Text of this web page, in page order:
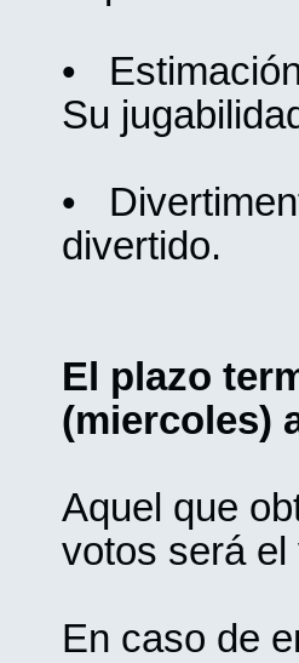
•
Su
•
divertido.
El plazo
(miercoles)
Aquel que
votos será el
En caso de